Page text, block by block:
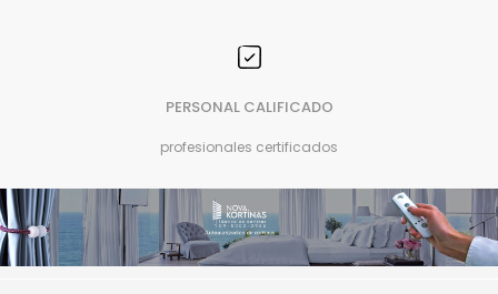
PERSONAL CALIFICADO
profesionales certificados